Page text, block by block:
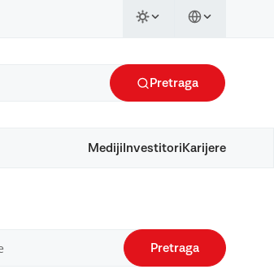
Pretraga
Mediji Investitori Karijere
Pretraga